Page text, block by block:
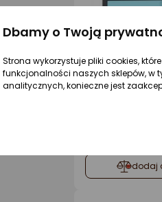
dodaj
Dbamy o Twoją
Strona wykorzystuje pliki cookies,
funkcjonalności naszych sklepów, w
analitycznych, konieczne jest